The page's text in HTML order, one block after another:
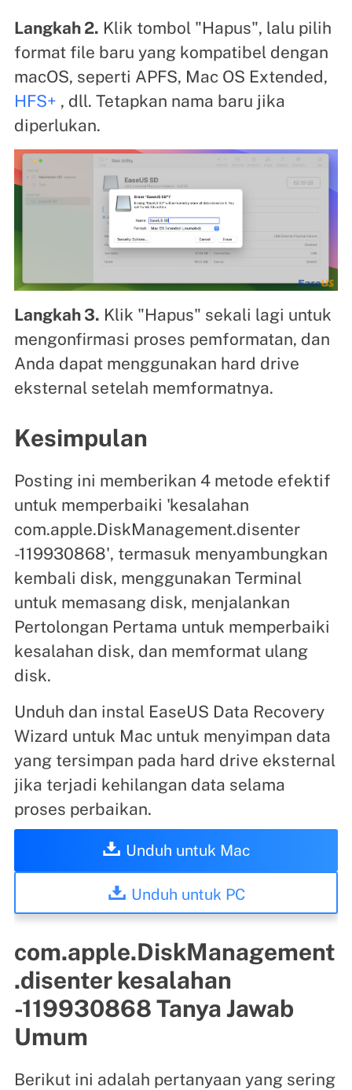
Langkah 2. Klik tombol "Hapus", lalu pilih
format file baru yang kompatibel dengan
macOS, seperti APFS, Mac OS Extended,
HFS+ , dll. Tetapkan nama baru jika
diperlukan.
Langkah 3. Klik "Hapus" sekali lagi untuk
mengonfirmasi proses pemformatan, dan
Anda dapat menggunakan hard drive
eksternal setelah memformatnya.
Kesimpulan
Posting ini memberikan 4 metode efektif
untuk memperbaiki 'kesalahan
com.apple.DiskManagement.disenter
-119930868', termasuk menyambungkan
kembali disk, menggunakan Terminal
untuk memasang disk, menjalankan
Pertolongan Pertama untuk memperbaiki
kesalahan disk, dan memformat ulang
disk.
Unduh dan instal EaseUS Data Recovery
Wizard untuk Mac untuk menyimpan data
yang tersimpan pada hard drive eksternal
jika terjadi kehilangan data selama
proses perbaikan.
Unduh untuk Mac
Unduh untuk PC
com.apple.DiskManagement
.disenter kesalahan
-119930868 Tanya Jawab
Umum
Berikut ini adalah pertanyaan yang sering